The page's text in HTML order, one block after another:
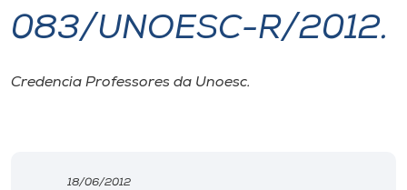
I.nova
083/UNOESC-R/2012.
Credencia Professores da Unoesc.
18/06/2012